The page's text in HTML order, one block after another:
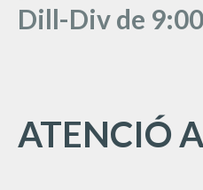
Dill-Div de
ATENCIÓ